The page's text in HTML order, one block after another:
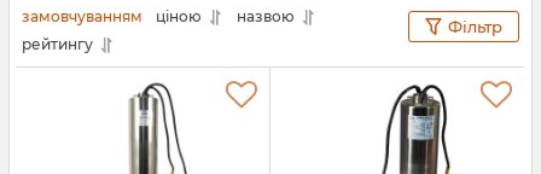
замовчуванням ціною
назвою
рейтингу
Фільтр